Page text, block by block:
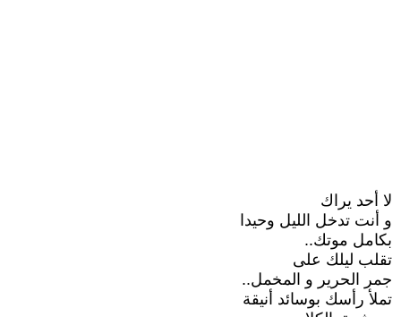
لا أحد يراك
و أنت تدخل الليل وحيدا
بكامل موتك..
تقلب ليلك على
جمر الحرير و المخمل..
تملأ رأسك بوسائد أنيقة